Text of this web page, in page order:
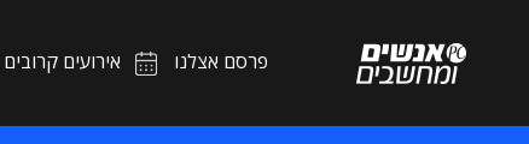
פרסם אצלנו אירועים קרובים